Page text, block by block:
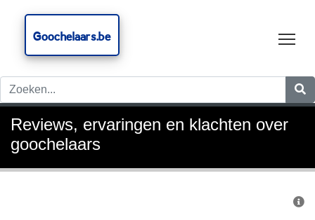
Goochelaars.be
Reviews, ervaringen en klachten over
goochelaars